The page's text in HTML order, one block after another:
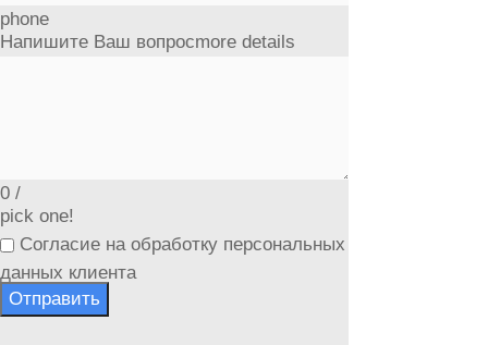
phone
Напишите Ваш вопросmore details
0 /
pick one!
Согласие на обработку персональных
данных клиента
Отправить